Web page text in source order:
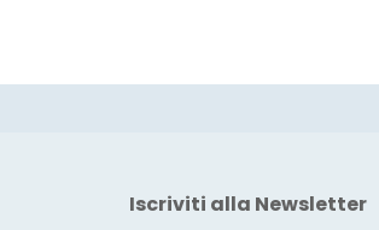
Iscriviti alla Newsletter